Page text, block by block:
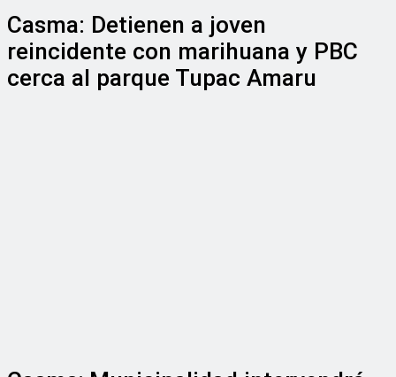
Casma: Detienen a joven
reincidente con marihuana y PBC
cerca al parque Tupac Amaru